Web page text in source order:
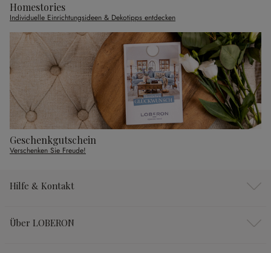
Homestories
Individuelle Einrichtungsideen & Dekotipps entdecken
Geschenkgutschein
Verschenken Sie Freude!
Hilfe & Kontakt
Über LOBERON